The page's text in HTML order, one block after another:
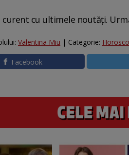
curent cu ultimele noutăți.
Valentina Miu | Categorie:
Facebook